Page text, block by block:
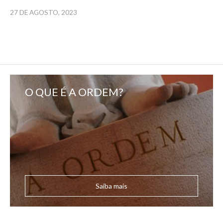
27 DE AGOSTO, 2023
O QUE É A ORDEM?
Saiba mais